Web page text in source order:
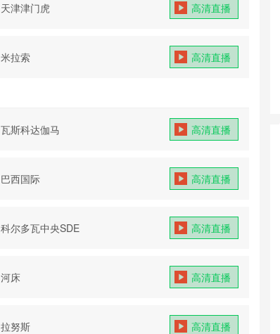
天津津门虎 高清直播
米拉索 高清直播
瓦斯科达伽马 高清直播
巴西国际 高清直播
科尔多瓦中央SDE 高清直播
河床 高清直播
拉努斯 高清直播